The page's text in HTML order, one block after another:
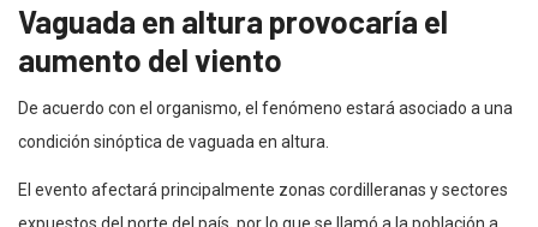
Vaguada en altura provocaría el
aumento del viento
De acuerdo con el organismo, el fenómeno estará asociado a una
condición sinóptica de vaguada en altura.
El evento afectará principalmente zonas cordilleranas y sectores
expuestos del norte del país, por lo que se llamó a la población a